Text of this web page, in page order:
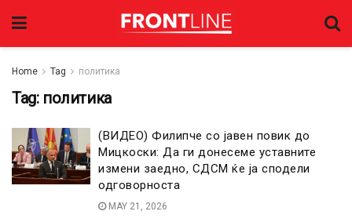
Home Tag политика
Tag: политика
(ВИДЕО) Филипче со јавен повик до
Мицкоски: Да ги донесеме уставните
измени заедно, СДСМ ќе ја сподели
одговорноста
MAY 21, 2026